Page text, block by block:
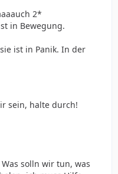
2*
in Bewegung.
ist in Panik. In der
sein, halte durch!
solln wir tun, was